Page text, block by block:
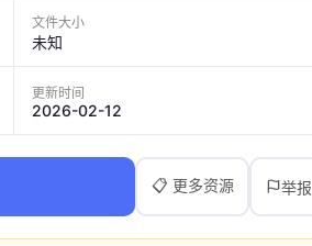
文件大小
未知
更新时间
2026-02-12
📋 更多资源 举报